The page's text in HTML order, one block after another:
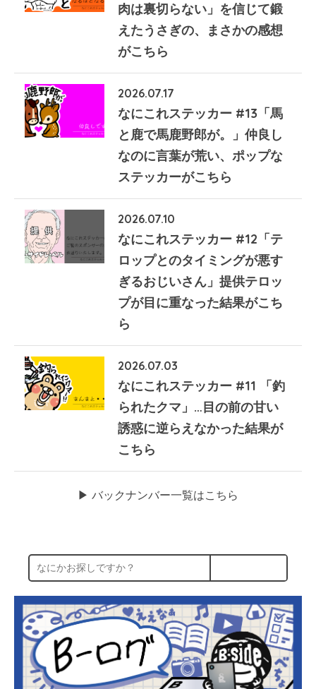
肉は裏切らない」を信じて鍛
えたうさぎの、まさかの感想
がこちら
2026.07.17
なにこれステッカー #13「馬
と鹿で馬鹿野郎が。」仲良し
なのに言葉が荒い、ポップな
ステッカーがこちら
2026.07.10
なにこれステッカー #12「テ
ロップとのタイミングが悪す
ぎるおじいさん」提供テロッ
プが目に重なった結果がこち
ら
2026.07.03
なにこれステッカー #11 「釣
られたクマ」…目の前の甘い
誘惑に逆らえなかった結果が
こちら
▶︎ バックナンバー一覧はこちら